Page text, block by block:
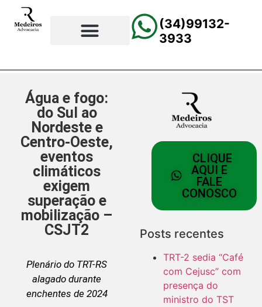
(34)99132-
3933
Água e fogo:
do Sul ao
Nordeste e
Centro-Oeste,
eventos
climáticos
exigem
superação e
mobilização –
CSJT2
Plenário do TRT-RS
alagado durante
enchentes de 2024
CLIQUE
AQUI E
FALE
CONOSCO
Posts recentes
TRT-2 sedia “Café
com Cejusc” com
presença do
ministro do TST